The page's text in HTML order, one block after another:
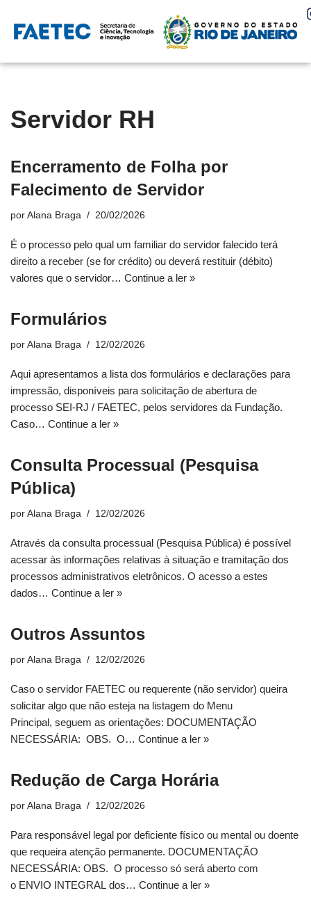
Pular
Servidor RH
Encerramento de Folha por
Falecimento de Servidor
por Alana Braga 20/02/2026
É o processo pelo qual um familiar do servidor falecido terá
direito a receber (se for crédito) ou deverá restituir (débito)
valores que o servidor… Continue a ler »
Formulários
por Alana Braga 12/02/2026
Aqui apresentamos a lista dos formulários e declarações para
impressão, disponíveis para solicitação de abertura de
processo SEI-RJ / FAETEC, pelos servidores da Fundação.
Caso… Continue a ler »
Consulta Processual (Pesquisa
Pública)
por Alana Braga 12/02/2026
Através da consulta processual (Pesquisa Pública) é possível
acessar às informações relativas à situação e tramitação dos
processos administrativos eletrônicos. O acesso a estes
dados… Continue a ler »
Outros Assuntos
por Alana Braga 12/02/2026
Caso o servidor FAETEC ou requerente (não servidor) queira
solicitar algo que não esteja na listagem do Menu
Principal, seguem as orientações: DOCUMENTAÇÃO
NECESSÁRIA: OBS. O… Continue a ler »
Redução de Carga Horária
por Alana Braga 12/02/2026
Para responsável legal por deficiente físico ou mental ou doente
que requeira atenção permanente. DOCUMENTAÇÃO
NECESSÁRIA: OBS. O processo só será aberto com
o ENVIO INTEGRAL dos… Continue a ler »